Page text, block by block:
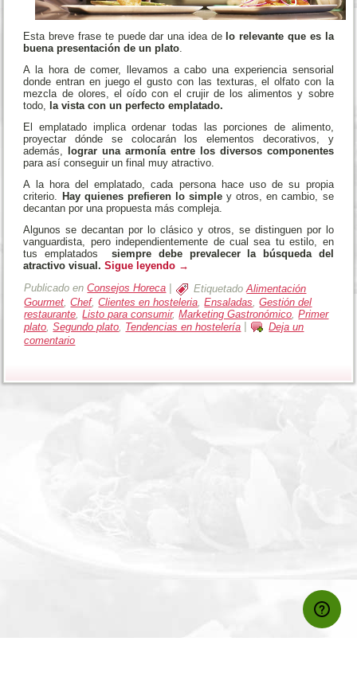
Esta breve frase te puede dar una idea de lo relevante que es la
buena presentación de un plato.
A la hora de comer, llevamos a cabo una experiencia sensorial
donde entran en juego el gusto con las texturas, el olfato con la
mezcla de olores, el oído con el crujir de los alimentos y sobre
todo, la vista con un perfecto emplatado.
El emplatado implica ordenar todas las porciones de alimento,
proyectar dónde se colocarán los elementos decorativos, y
además, lograr una armonía entre los diversos componentes
para así conseguir un final muy atractivo.
A la hora del emplatado, cada persona hace uso de su propia
criterio. Hay quienes prefieren lo simple y otros, en cambio, se
decantan por una propuesta más compleja.
Algunos se decantan por lo clásico y otros, se distinguen por lo
vanguardista, pero independientemente de cual sea tu estilo, en
tus emplatadossiempre debe prevalecer la búsqueda del
atractivo visual.Sigue leyendo →
Publicado en Consejos Horeca Etiquetado Alimentación
Gourmet,Chef,Clientes en hosteleria,Ensaladas,Gestión del
restaurante,Listo para consumir,Marketing Gastronómico,Primer
plato ,Segundo plato Tendencias en hostelería
Deja un
comentario